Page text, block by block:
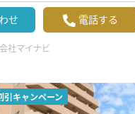
せ 電話する
社マイナビ
引キャンペーン